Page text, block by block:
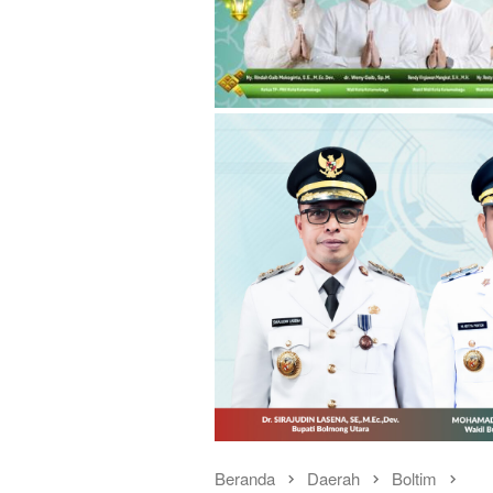
Beranda Daerah Boltim